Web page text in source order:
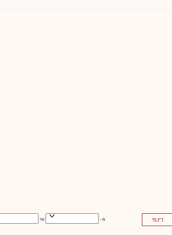
דינמי מ - עד